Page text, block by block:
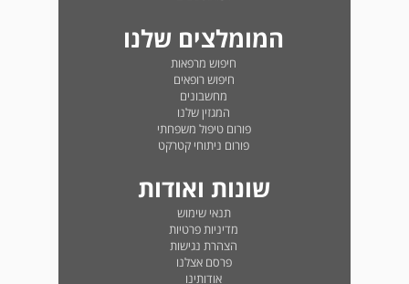
המומלצים שלנו
חיפוש מרפאות
חיפוש רופאים
מחשבונים
המגזין שלנו
פורום טיפול משפחתי
פורום ניתוחי קטרקט
שונות ואודות
תנאי שימוש
מדיניות פרטיות
הצהרת נגישות
פרסם אצלנו
אודותינו